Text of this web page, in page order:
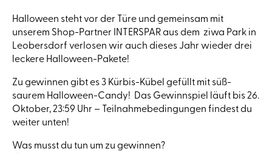
Halloween steht vor der Türe und gemeinsam mit
unserem Shop-Partner INTERSPAR aus dem ziwa Park in
Leobersdorf verlosen wir auch dieses Jahr wieder drei
leckere Halloween-Pakete!
Zu gewinnen gibt es 3 Kürbis-Kübel gefüllt mit süß-
saurem Halloween-Candy! Das Gewinnspiel läuft bis 26.
Oktober, 23:59 Uhr – Teilnahmebedingungen findest du
weiter unten!
Was musst du tun um zu gewinnen?